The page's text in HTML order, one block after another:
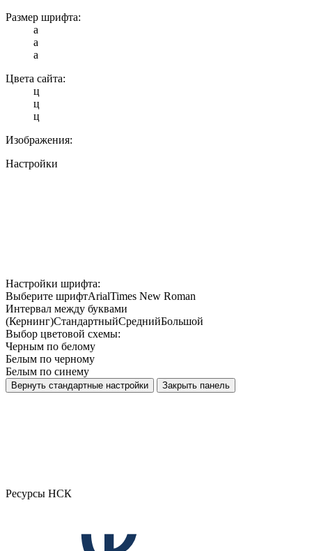
Размер шрифта:
a
a
a
Цвета сайта:
ц
ц
ц
Изображения:
Настройки
Настройки шрифта:
Выберите шрифтArialTimes New Roman
Интервал между буквами
(Кернинг)СтандартныйСреднийБольшой
Выбор цветовой схемы:
Черным по белому
Белым по черному
Белым по синему
Вернуть стандартные настройки Закрыть панель
Ресурсы НСК